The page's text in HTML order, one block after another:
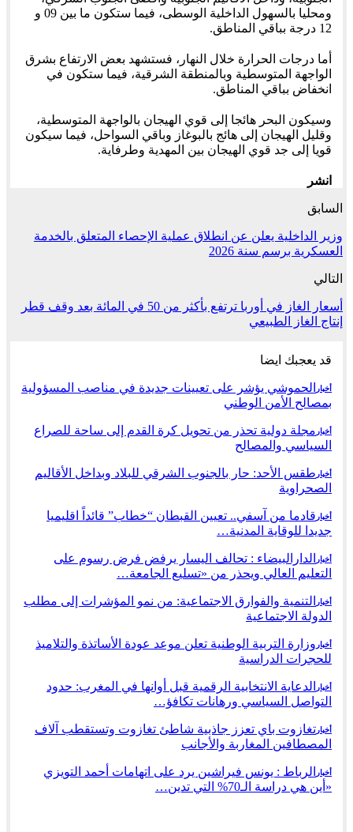
ومحليا بالسهول الداخلية الوسطى، فيما ستكون ما بين 09 و
12 درجة بباقي المناطق.
أما درجات الحرارة خلال النهار، فستشهد بعض الارتفاع بشرق
الواجهة المتوسطية وبالمنطقة الشرقية، فيما ستكون في
انخفاض بباقي المناطق.
وسيكون البحر هائجا إلى قوي الهيجان بالواجهة المتوسطية،
وقليل الهيجان إلى هائج بالبوغاز وباقي السواحل، فيما سيكون
قويا إلى جد قوي الهيجان بين المهدية وطرفاية.
انشر
السابق
وزير الداخلية يعلن عن انطلاق عملية الإحصاء المتعلق بالخدمة
العسكرية برسم سنة 2026
التالي
أسعار الغاز في أوربا ترتفع بأكثر من 50 في المائة بعد وقف قطر
إنتاج الغاز الطبيعي
قد يعجبك ايضا
أخبار
الحموشي يؤشر على تعيينات جديدة في مناصب المسؤولية
بمصالح الأمن الوطني
أخبار مجلة دولية تحذر من تحويل كرة القدم إلى ساحة للصراع
السياسي والمصالح
أخبار طقس الأحد: حار بالجنوب الشرقي للبلاد وبداخل الأقاليم
الصحراوية
أخبار قادما من آسفي.. تعيين القبطان “خطاب” قائداً اقليميا
جديدا للوقاية المدنية…
أخبار
الدارالبيضاء : تحالف اليسار يرفض فرض رسوم على
التعليم العالي ويحذر من «تسليع الجامعة…
أخبار
التنمية والفوارق الاجتماعية: من نمو المؤشرات إلى مطلب
الدولة الاجتماعية
أخبار وزارة التربية الوطنية تعلن موعد عودة الأساتذة والتلاميذ
للحجرات الدراسية
أخبار
الدعاية الانتخابية الرقمية قبل أوانها في المغرب: حدود
التواصل السياسي ورهانات تكافؤ…
أخبار تغازوت باي تعزز جاذبية شاطئ تغازوت وتستقطب آلاف
المصطافين المغاربة والأجانب
أخبار
الرباط : يونس فيراشين يرد على اتهامات أحمد التويزي
«أين هي دراسة الـ70% التي تدين…